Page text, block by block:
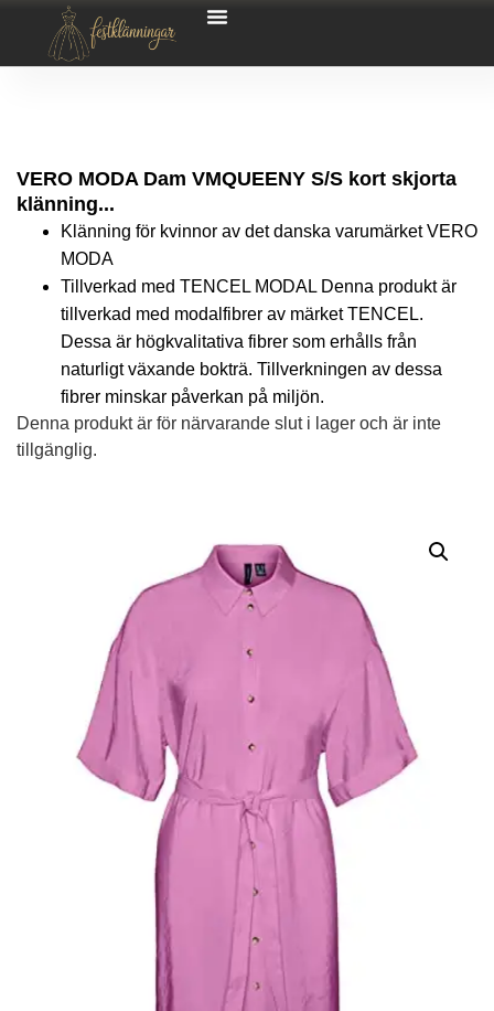
VERO MODA Dam VMQUEENY S/S kort skjorta
klänning...
Klänning för kvinnor av det danska varumärket VERO
MODA
Tillverkad med TENCEL MODAL Denna produkt är
tillverkad med modalfibrer av märket TENCEL.
Dessa är högkvalitativa fibrer som erhålls från
naturligt växande bokträ. Tillverkningen av dessa
fibrer minskar påverkan på miljön.
Denna produkt är för närvarande slut i lager och är inte
tillgänglig.